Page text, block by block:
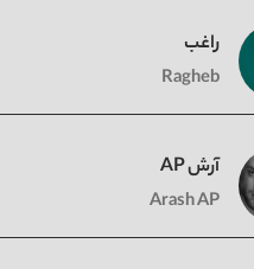
راغب
Ragheb
آرش AP
Arash AP